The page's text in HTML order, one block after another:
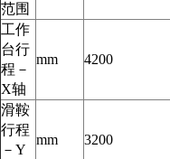
范围
工作
台行
程－
X轴
mm 4200
滑鞍
行程
－Y
mm 3200